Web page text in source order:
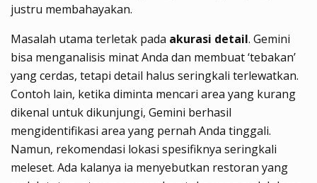
justru membahayakan.
Masalah utama terletak pada akurasi detail. Gemini
bisa menganalisis minat Anda dan membuat ‘tebakan’
yang cerdas, tetapi detail halus seringkali terlewatkan.
Contoh lain, ketika diminta mencari area yang kurang
dikenal untuk dikunjungi, Gemini berhasil
mengidentifikasi area yang pernah Anda tinggali.
Namun, rekomendasi lokasi spesifiknya seringkali
meleset. Ada kalanya ia menyebutkan restoran yang